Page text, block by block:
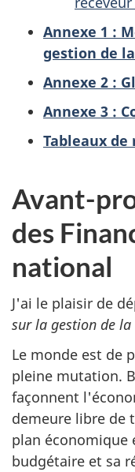
Annexe 1 :
gestion de
Annexe 2 :
Annexe 3 :
Tableaux de
Avant-
des
national
J'ai le plaisir de
sur la gestion de la
Le monde est de
pleine mutation.
façonnent
demeure libre de
plan économique
budgétaire et sa